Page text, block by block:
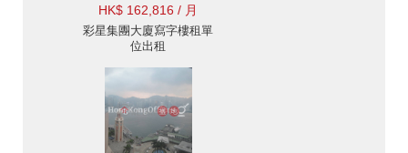
HK$ 162,816 / 月
彩星集團大廈寫字樓租單
位出租